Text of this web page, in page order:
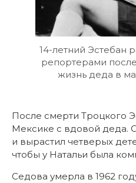
14-летний Эстебан
репортерами
жизнь деда в
После смерти Троцкого
Мексике с вдовой деда.
и вырастил четверых
чтобы у Натальи была
Седова умерла в 1962